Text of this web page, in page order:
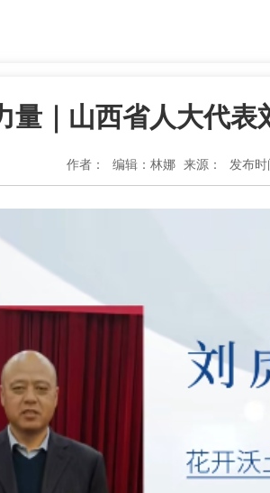
量｜山西省人大代
作者： 编辑：林娜 来源： 发布时